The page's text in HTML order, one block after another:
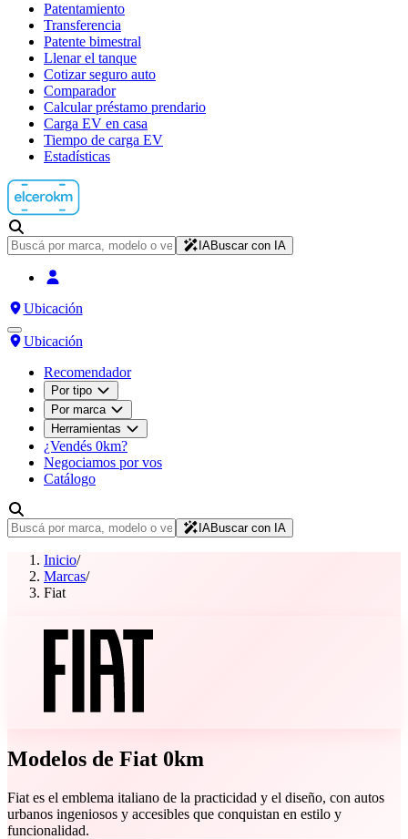
Patentamiento
Transferencia
Patente bimestral
Llenar el tanque
Cotizar seguro auto
Comparador
Calcular préstamo prendario
Carga EV en casa
Tiempo de carga EV
Estadísticas
IABuscar con IA
Ubicación
Ubicación
Recomendador
Por tipo
Por marca
Herramientas
¿Vendés 0km?
Negociamos por vos
Catálogo
IABuscar con IA
Inicio/
Marcas/
Fiat
Modelos de Fiat 0km
Fiat es el emblema italiano de la practicidad y el diseño, con autos
urbanos ingeniosos y accesibles que conquistan en estilo y
funcionalidad.